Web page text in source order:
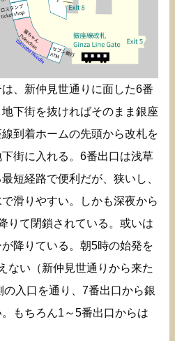
、新仲見世通りに面した6番
下街を抜ければそのまま銀座
到着ホームの先頭から改札を
街に入れる。6番出口は浅草
短経路で便利だが、狭いし、
滑りやすい。しかも深夜から
りて閉鎖されている。或いは
降りている。朝5時の始発を
ない（新仲見世通りから来た
入口を通り、7番出口から銀
もちろん1～5番出口からは